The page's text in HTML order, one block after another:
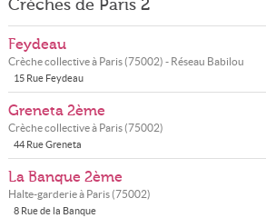
Crèches de Paris 2
Feydeau
Crèche collective à Paris(75002) - Réseau Babilou
15 Rue Feydeau
Greneta 2ème
Crèche collective à Paris(75002)
44 Rue Greneta
La Banque 2ème
Halte-garderie à Paris(75002)
8 Rue de la Banque